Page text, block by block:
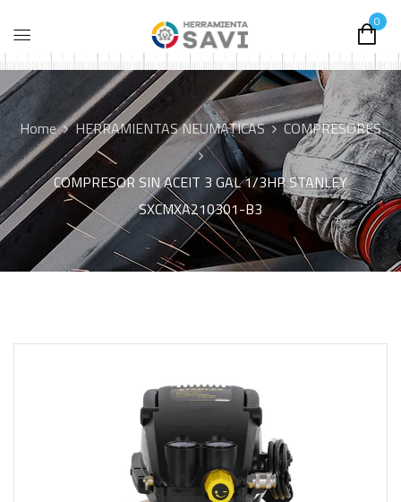
0
Home HERRAMIENTAS NEUMATICAS COMPRESORES
COMPRESOR SIN ACEIT 3 GAL 1/3HP STANLEY
SXCMXA210301-B3